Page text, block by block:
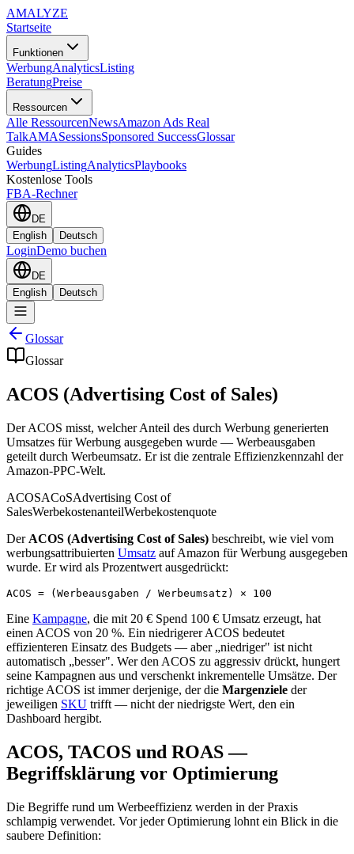
AMALYZE
Startseite
Funktionen
WerbungAnalyticsListing
BeratungPreise
Ressourcen
Alle RessourcenNewsAmazon Ads Real
TalkAMASessionsSponsored SuccessGlossar
Guides
WerbungListingAnalyticsPlaybooks
Kostenlose Tools
FBA-Rechner
DE
English
Deutsch
LoginDemo buchen
DE
English
Deutsch
Glossar
Glossar
ACOS (Advertising Cost of Sales)
Der ACOS misst, welcher Anteil des durch Werbung generierten
Umsatzes für Werbung ausgegeben wurde — Werbeausgaben
geteilt durch Werbeumsatz. Er ist die zentrale Effizienzkennzahl der
Amazon-PPC-Welt.
ACOSACoSAdvertising Cost of
SalesWerbekostenanteilWerbekostenquote
Der ACOS (Advertising Cost of Sales) beschreibt, wie viel vom
werbungsattribuierten Umsatz auf Amazon für Werbung ausgegeben
wurde. Er wird als Prozentwert ausgedrückt:
Eine Kampagne, die mit 20 € Spend 100 € Umsatz erzeugt, hat
einen ACOS von 20 %. Ein niedrigerer ACOS bedeutet
effizienteren Einsatz des Budgets — aber „niedriger" ist nicht
automatisch „besser". Wer den ACOS zu aggressiv drückt, hungert
seine Kampagnen aus und verschenkt inkrementelle Umsätze. Der
richtige ACOS ist immer derjenige, der die Margenziele der
jeweiligen SKU trifft — nicht der niedrigste Wert, den ein
Dashboard hergibt.
ACOS, TACOS und ROAS —
Begriffsklärung vor Optimierung
Die Begriffe rund um Werbeeffizienz werden in der Praxis
schlampig verwendet. Vor jeder Optimierung lohnt ein Blick in die
saubere Definition: